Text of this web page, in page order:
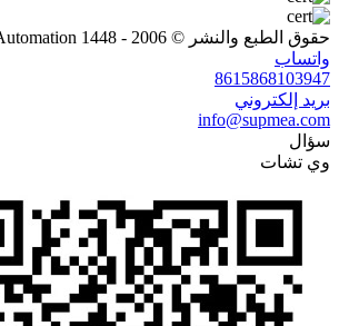
حقوق الطبع والنشر © 2006 - 1448 Supmea Automation جميع الحقوق محفوظة
واتساب
8615868103947
بريد إلكتروني
info@supmea.com
سؤال
وي تشات